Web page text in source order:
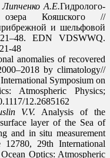
А.Е.Гидролого-
озера Кояшского //
и шельфовой
EDN VDSWWQ.
48
anomalies of recovered
by climatology//
Symposium on
Atmospheric Physics;
12.2685162
V.V. Analysis of the
layer of the Sea of
and in situ measurement
12780, 29th International
Optics: Atmospheric